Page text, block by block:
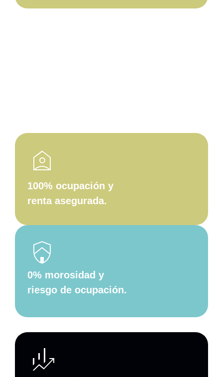
location_home
100% ocupación y
renta asegurada.
shield_with_house
0% morosidad y
riesgo de ocupación.
finance_mode